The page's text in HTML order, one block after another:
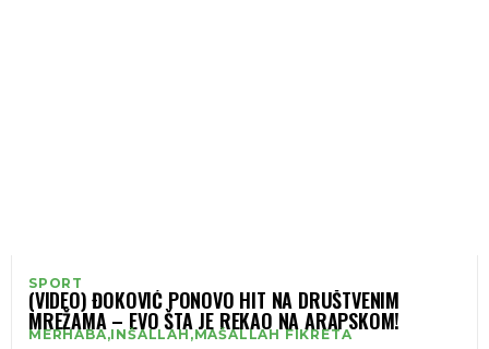
SPORT
(VIDEO) ĐOKOVIĆ PONOVO HIT NA DRUŠTVENIM
MREŽAMA – EVO ŠTA JE REKAO NA ARAPSKOM!
MERHABA,INŠALLAH,MAŠALLAH FIKRETA